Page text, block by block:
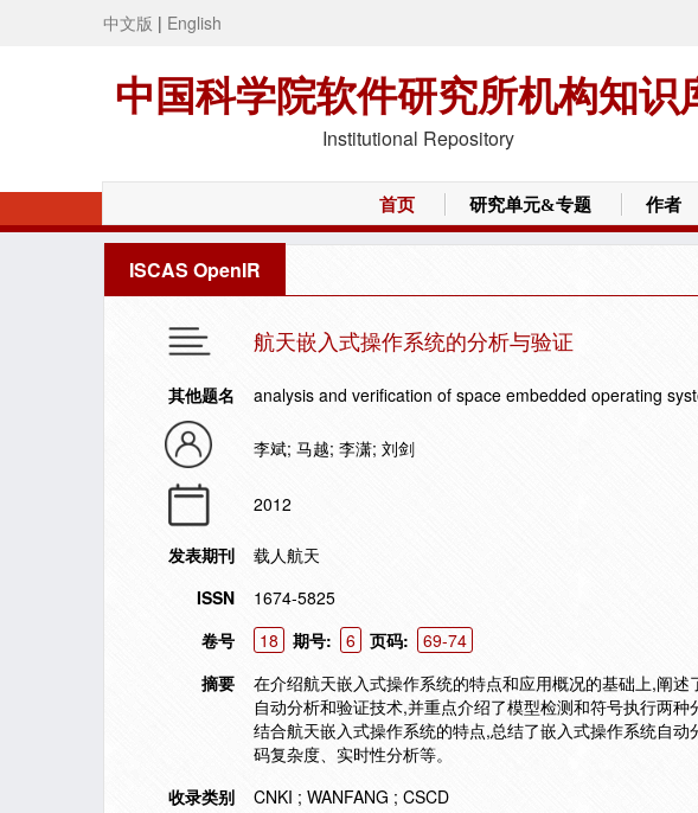
中文版 | English
中国科学院软件研究所机构知识
Institutional Repository
首页 研究单元&专题 作者
ISCAS OpenIR
航天嵌入式操作系统的分析与验证
其他题名 analysis and verification of space embedded operating
李斌; 马越; 李潇; 刘剑
2012
发表期刊
载人航天
ISSN
1674-5825
卷号
18 期号: 6 页码:
69-74
摘要
在介绍航天嵌入式操作系统的特点和应用概况的基础上,阐
自动分析和验证技术,并重点介绍了模型检测和符号执行两
结合航天嵌入式操作系统的特点,总结了嵌入式操作系统自
码复杂度、实时性分析等。
收录类别
CNKI ; WANFANG ; CSCD